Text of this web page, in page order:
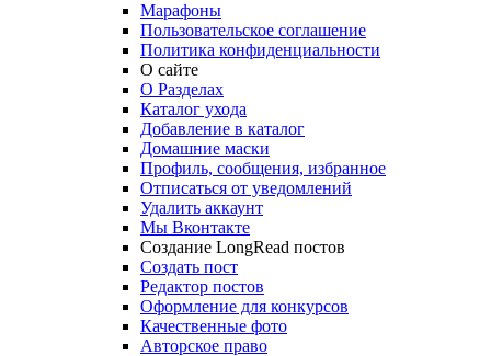
Марафоны
Пользовательское соглашение
Политика конфиденциальности
О сайте
О Разделах
Каталог ухода
Добавление в каталог
Домашние маски
Профиль, сообщения, избранное
Отписаться от уведомлений
Удалить аккаунт
Мы Вконтакте
Создание LongRead постов
Создать пост
Редактор постов
Оформление для конкурсов
Качественные фото
Авторское право